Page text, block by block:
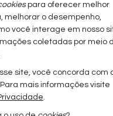
MAIS
nosso newsletter
favoritos
de imóveis
para oferecer melhor
melhorar o desempenho,
você interage em nosso
coletadas por meio
site, você concorda com
Para mais informações visite
.